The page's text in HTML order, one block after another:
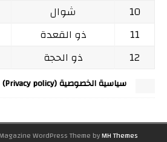
10
شوال
11
ذو القعدة
12
ذو الحجة
سياسية الخصوصية (Privacy policy)
WordPress Theme byMH Themes